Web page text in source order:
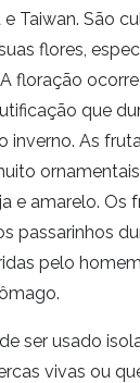
e Taiwan. São
flores,
floração
que
inverno. As
e amarelo. Os
passarinhos
pelo
ser usado
vivas ou